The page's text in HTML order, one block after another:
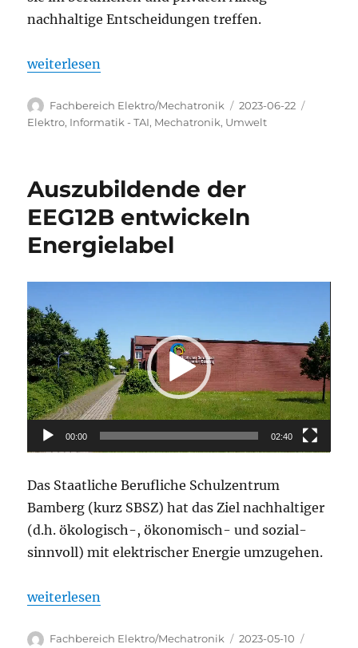
nachhaltige Entscheidungen treffen.
„Elektroklassen und technische Assistenten
weiterlesen
Autor
Fachbereich Elektro/Mechatronik
Veröffentlicht
am
2023-06-22
Elektro, Informatik - TAI, Mechatronik, Umwelt
Auszubildende der
EEG12B entwickeln
Energielabel
Player
00:00 02:40
Das Staatliche Berufliche Schulzentrum
Bamberg (kurz SBSZ) hat das Ziel nachhaltiger
(d.h. ökologisch-, ökonomisch- und sozial-
sinnvoll) mit elektrischer Energie umzugehen.
„Auszubildende der EEG12B entwickeln
weiterlesen
Autor
Fachbereich Elektro/Mechatronik Veröffentlicht
2023-05-10